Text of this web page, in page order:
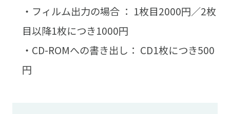
・フィルム出力の場合 ： 1枚目2000円／2枚
目以降1枚につき1000円
・CD-ROMへの書き出し： CD1枚につき500
円